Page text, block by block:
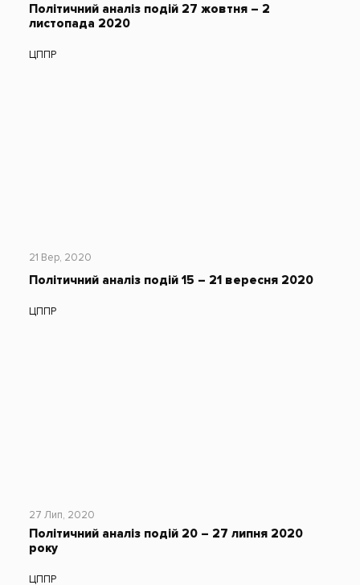
Політичний аналіз подій 27 жовтня – 2
листопада 2020
ЦППР
21 Вер, 2020
Політичний аналіз подій 15 – 21 вересня 2020
ЦППР
27 Лип, 2020
Політичний аналіз подій 20 – 27 липня 2020
року
ЦППР